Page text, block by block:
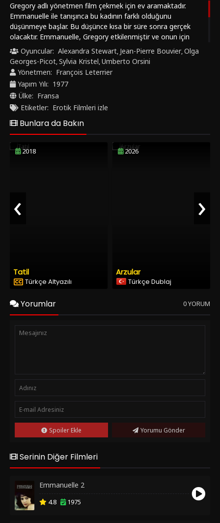
Gregory adlı yönetmen film çekmek için ev aramaktadır.
Emmanuelle ile tanışınca bu kadının farklı olduğunu
düşünmeye başlar. Bu düşünce kısa bir süre sonra gerçek
olacaktır. Emmanuelle, Gregory etkilenmiştir ve onun için
erotik kıfayetler giymeye başlar. Bunu kocası Jean fark eder
ve onunla tartışır. Aslında bu bir hatadır. Jean'ın kıskançlığı
Emmanuelle'yi Gregory'a tam anlamıyla hediye etmektir.
Emmanuelle 3: Elveda (Emmanuelle 3: Goodbye) Filmini
Türkçe Dublajlı, Türkçe Altyazılı ve HD olarak SonHDFilm.net'
de izle.
Oyuncular: Alexandra Stewart, Jean-Pierre Bouvier,Olga
Georges-Picot,Sylvia Kristel,Umberto Orsini
Yönetmen: François Leterrier
Yapım Yılı: 1977
Ülke: Fransa
Etiketler: Erotik Filmleri izle
Bunlara da Bakın
2018
Tatil
Türkçe Altyazılı
2026
Arzular
Türkçe Dublaj
‹ ›
Yorumlar 0 YORUM
Spoiler Ekle Yorumu Gönder
Serinin Diğer Filmleri
Emmanuelle 2
4.8 1975